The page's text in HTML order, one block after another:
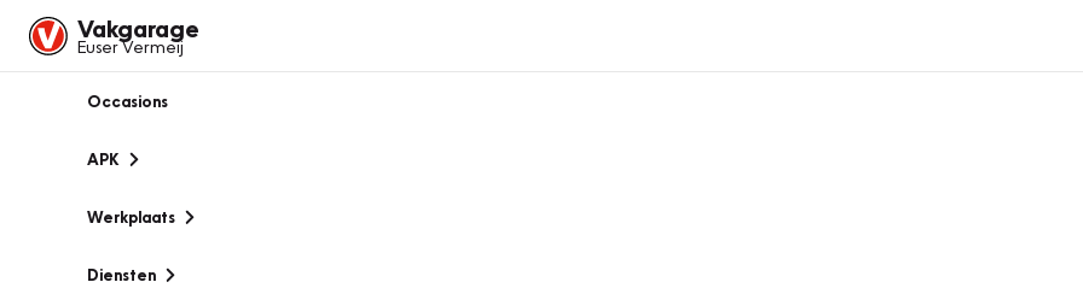
Vakgarage
Euser Vermeij
Occasions
APK
Werkplaats
Diensten